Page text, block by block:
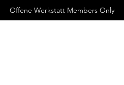
Offene Werkstatt Members Only